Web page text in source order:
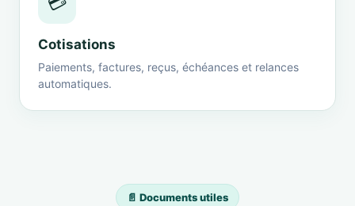
Cotisations
Paiements, factures, reçus, échéances et relances
automatiques.
📄 Documents utiles